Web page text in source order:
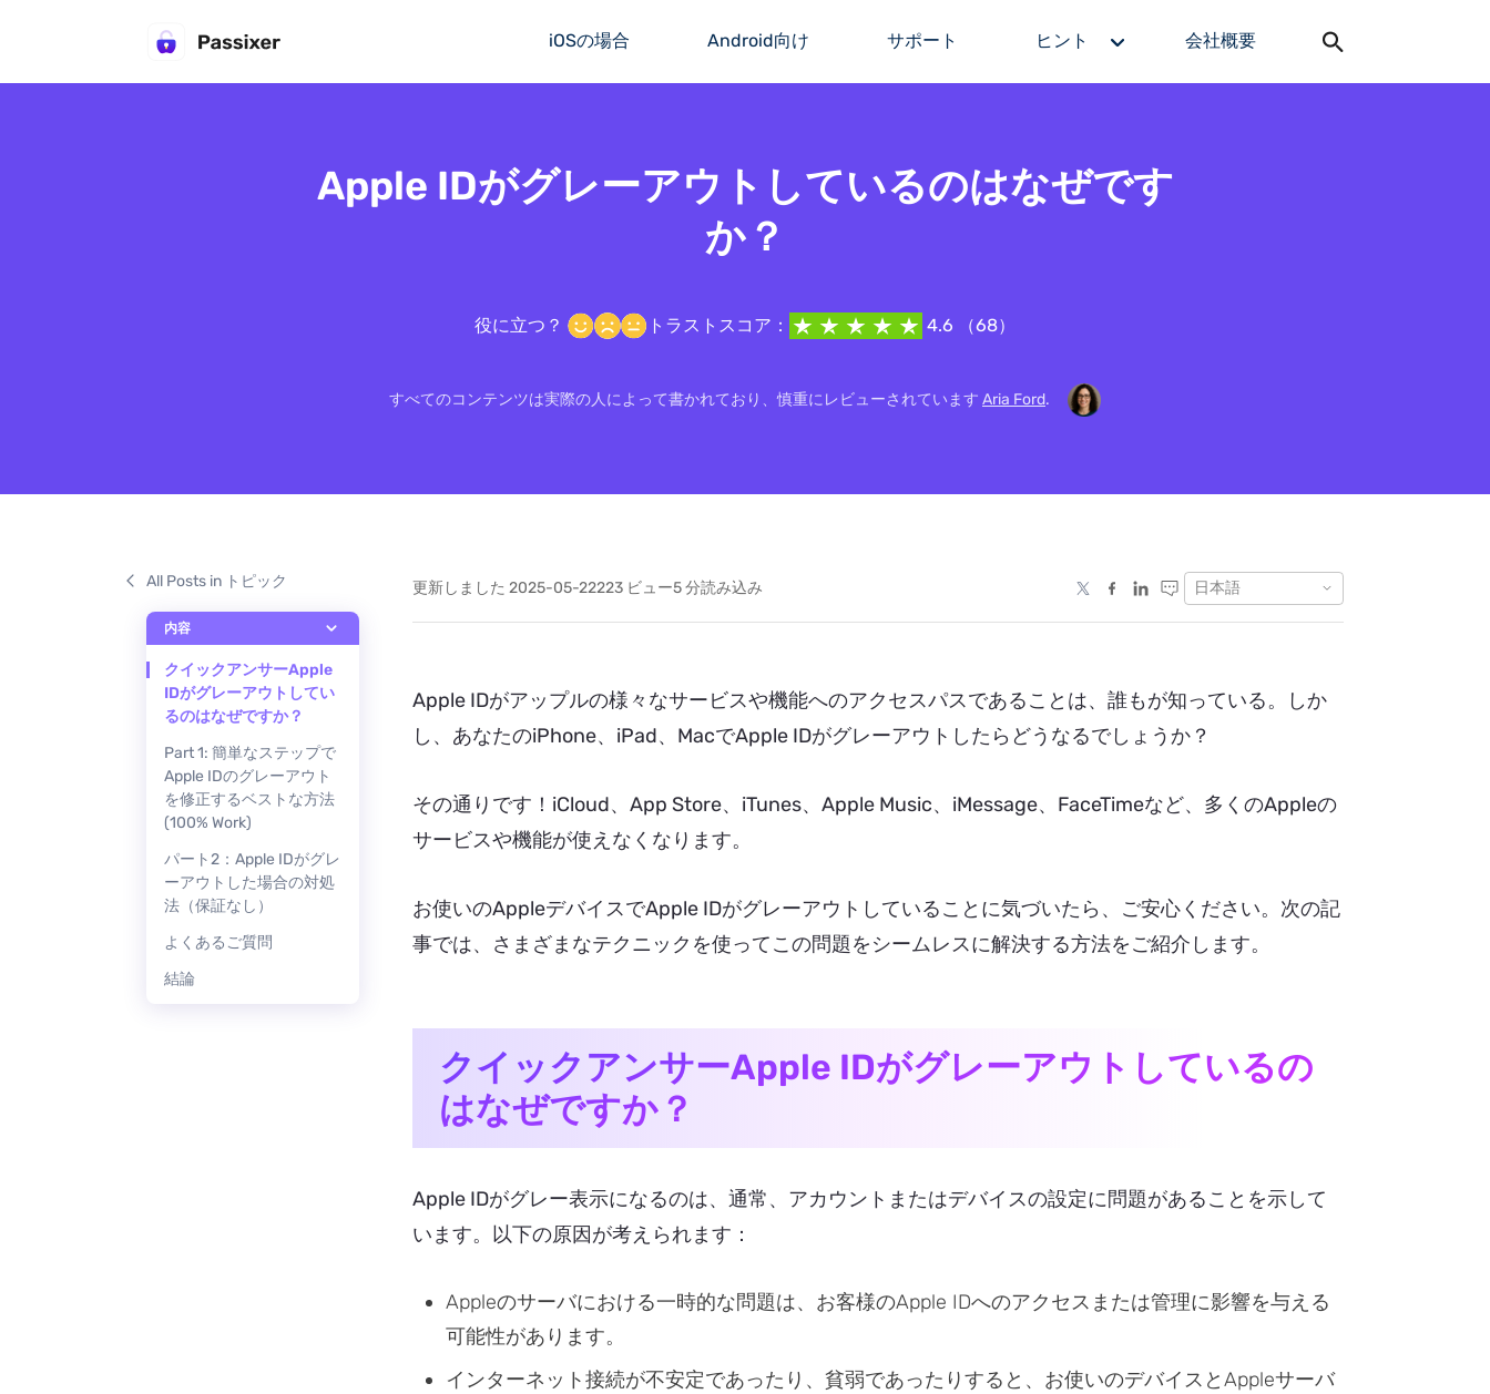
iOSの場合 Android向け サポート ヒント 会社概要
Apple IDがグレーアウトしているのはなぜです
か？
役に立つ？ トラストスコア： 4.6 （68）
すべてのコンテンツは実際の人によって書かれており、慎重にレビューされています Aria Ford.
更新しました 2025-05-22223 ビュー5 分読み込み 日本語
All Posts in トピック
内容
クイックアンサーApple
IDがグレーアウトしてい
るのはなぜですか？
Part 1: 簡単なステップで
Apple IDのグレーアウト
を修正するベストな方法
(100% Work)
パート2：Apple IDがグレ
ーアウトした場合の対処
法（保証なし）
よくあるご質問
結論
Apple IDがアップルの様々なサービスや機能へのアクセスパスであることは、誰もが知っている。しか
し、あなたのiPhone、iPad、MacでApple IDがグレーアウトしたらどうなるでしょうか？
その通りです！iCloud、App Store、iTunes、Apple Music、iMessage、FaceTimeなど、多くのAppleの
サービスや機能が使えなくなります。
お使いのAppleデバイスでApple IDがグレーアウトしていることに気づいたら、ご安心ください。次の記
事では、さまざまなテクニックを使ってこの問題をシームレスに解決する方法をご紹介します。
クイックアンサーApple IDがグレーアウトしているの
はなぜですか？
Apple IDがグレー表示になるのは、通常、アカウントまたはデバイスの設定に問題があることを示して
います。以下の原因が考えられます：
Appleのサーバにおける一時的な問題は、お客様のApple IDへのアクセスまたは管理に影響を与える
可能性があります。
インターネット接続が不安定であったり、貧弱であったりすると、お使いのデバイスとAppleサーバ